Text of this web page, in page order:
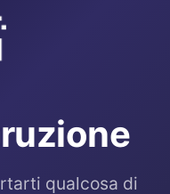
qualcosa di